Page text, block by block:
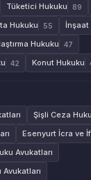
Tüketici Hukuku 89
Hukuku 55 İnşaat
Hukuku 47
42 Konut Hukuku
Şişli Ceza
Esenyurt İcra ve
Avukatları